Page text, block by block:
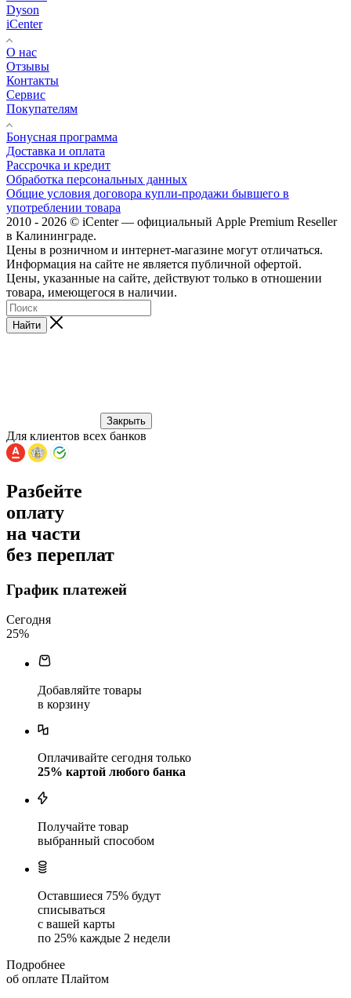
Dyson
iCenter
О нас
Отзывы
Контакты
Сервис
Покупателям
Бонусная программа
Доставка и оплата
Рассрочка и кредит
Обработка персональных данных
Общие условия договора купли-продажи бывшего в
употреблении товара
2010 - 2026 © iCenter — официальный Apple Premium Reseller
в Калининграде.
Цены в розничном и интернет-магазине могут отличаться.
Информация на сайте не является публичной офертой.
Цены, указанные на сайте, действуют только в отношении
товара, имеющегося в наличии.
Найти
Закрыть
Для клиентов всех банков
Разбейте
оплату
на части
без переплат
График платежей
Сегодня
25%
Добавляйте товары
в корзину
Оплачивайте сегодня только
25% картой любого банка
Получайте товар
выбранный способом
Оставшиеся 75% будут
списываться
с вашей карты
по 25% каждые 2 недели
Подробнее
об оплате Плайтом